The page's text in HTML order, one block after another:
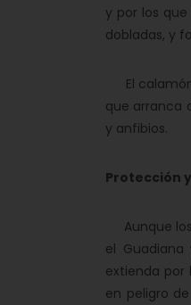
y por los
dobladas, y
El calamón
que arranca
y anfibios.
Protección
Aunque los
el
extienda por
en peligro